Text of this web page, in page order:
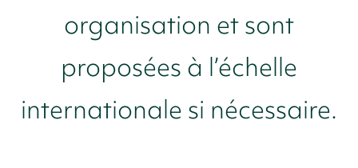
organisation et sont
proposées à l’échelle
internationale si nécessaire.